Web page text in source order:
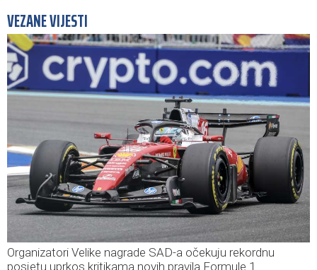
VEZANE VIJESTI
Organizatori Velike nagrade SAD-a očekuju rekordnu
posjetu uprkos kritikama novih pravila Formule 1